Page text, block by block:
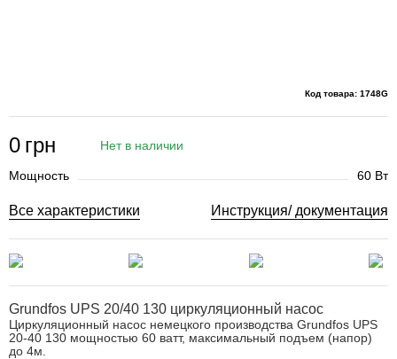
Код товара: 1748G
0 грн Нет в наличии
Мощность 60 Вт
Все характеристики Инструкция/ документация
Grundfos UPS 20/40 130 циркуляционный насос
Циркуляционный насос немецкого производства Grundfos UPS
20-40 130 мощностью 60 ватт, максимальный подъем (напор)
до 4м.